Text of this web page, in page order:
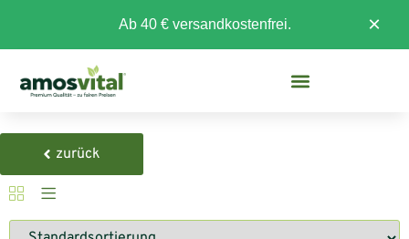
Ab 40 € versandkostenfrei. ×
zurück